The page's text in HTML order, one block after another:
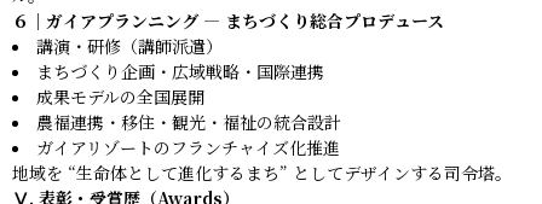
６｜ガイアプランニング — まちづくり総合プロデュース
講演・研修（講師派遣）
まちづくり企画・広域戦略・国際連携
成果モデルの全国展開
農福連携・移住・観光・福祉の統合設計
ガイアリゾートのフランチャイズ化推進
地域を “生命体として進化するまち” としてデザインする司令塔。
Ⅴ. 表彰・受賞歴（Awards）